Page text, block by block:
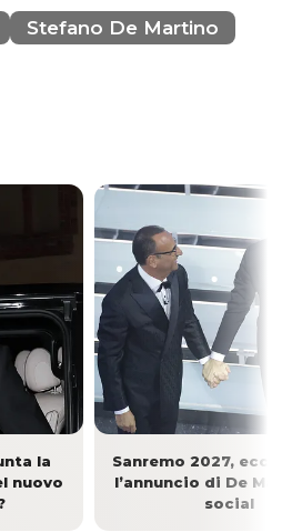
Stefano De Martino
la
nuovo
Sanremo 2027,
l’annuncio di De
social